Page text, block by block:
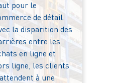
pour le
de détail.
la disparition des
entre les
en ligne et
ligne, les clients
à une